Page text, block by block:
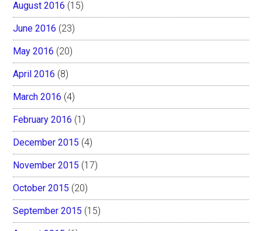
August 2016 (15)
June 2016 (23)
May 2016 (20)
April 2016 (8)
March 2016 (4)
February 2016 (1)
December 2015 (4)
November 2015 (17)
October 2015 (20)
September 2015 (15)